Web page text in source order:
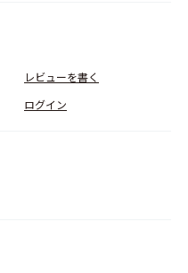
レビューを書く
ログイン